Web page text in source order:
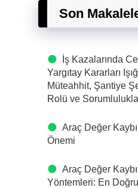
Son
İş Kazalarında
Yargıtay Kararları
Müteahhit, Şantiye
Rolü ve
Araç Değer
Önemi
Araç Değer
Yöntemleri: En